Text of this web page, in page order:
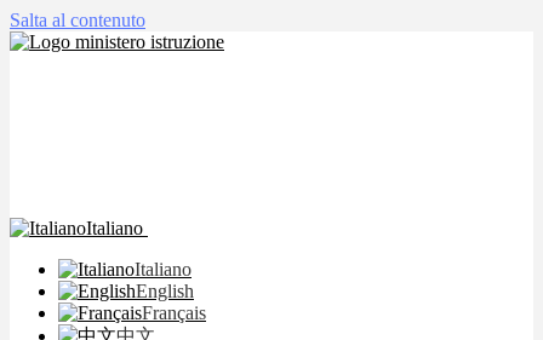
Salta al contenuto
Italiano
Italiano
English
Français
中文